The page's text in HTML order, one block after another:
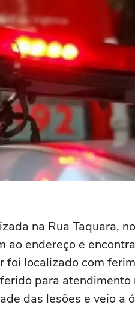
na Rua Taquara,
ao endereço e
localizado com
para atendimento
das lesões e veio a